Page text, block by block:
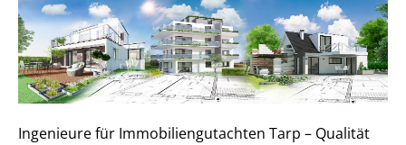
Ingenieure für Im­mo­bi­li­en­gut­ach­ten Tarp – Qualität